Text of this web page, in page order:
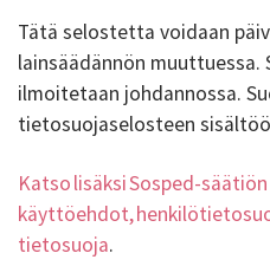
Tätä selostetta voidaan
lainsäädännön muuttuessa.
ilmoitetaan johdannossa.
tietosuojaselosteen
Katso lisäksi Sosped-
käyttöehdot,
tietosuoja.